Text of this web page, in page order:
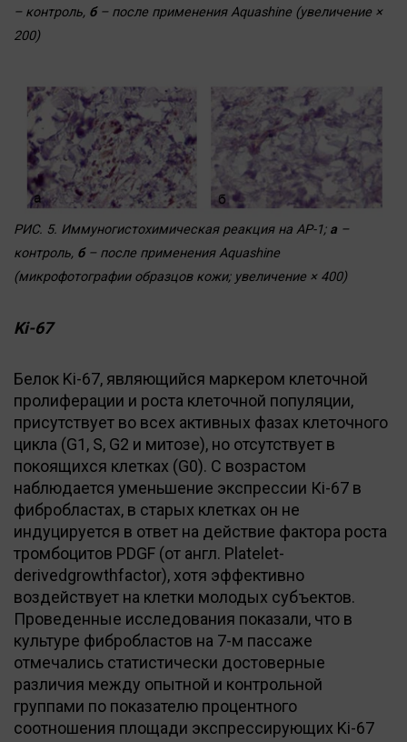
– контроль, б– после применения Aquashine (увеличение ×
200)
РИС. 5. Иммуногистохимическая реакция на АР-1; а –
контроль, б– после применения Aquashine
(микрофотографии образцов кожи; увеличение × 400)
Ki-67
Белок Ki-67, являющийся маркером клеточной
пролиферации и роста клеточной популяции,
присутствует во всех активных фазах клеточного
цикла (G1, S, G2 и митозе), но отсутствует в
покоящихся клетках (G0). С возрастом
наблюдается уменьшение экспрессии Кi-67 в
фибробластах, в старых клетках он не
индуцируется в ответ на действие фактора роста
тромбоцитов PDGF (от англ. Platelet-
derivedgrowthfactor), хотя эффективно
воздействует на клетки молодых субъектов.
Проведенные исследования показали, что в
культуре фибробластов на 7-м пассаже
отмечались статистически достоверные
различия между опытной и контрольной
группами по показателю процентного
соотношения площади экспрессирующих Ki-67